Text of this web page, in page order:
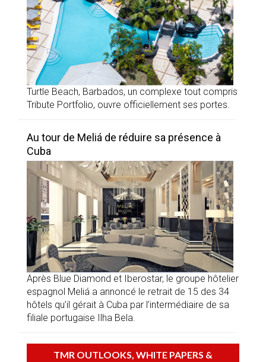
Turtle Beach, Barbados, un complexe tout compris
Tribute Portfolio, ouvre officiellement ses portes.
Au tour de Meliá de réduire sa présence à
Cuba
Après Blue Diamond et Iberostar, le groupe hôtelier
espagnol Meliá a annoncé le retrait de 15 des 34
hôtels qu’il gérait à Cuba par l’intermédiaire de sa
filiale portugaise Ilha Bela.
TMR OUTLOOKS, WHITE PAPERS &